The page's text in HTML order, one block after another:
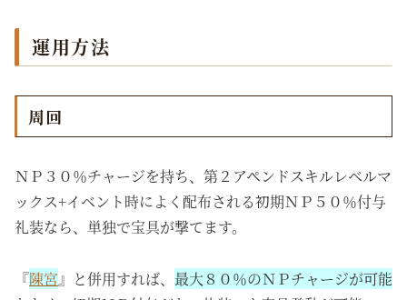
運用方法
周回
ＮＰ３０％チャージを持ち、第２アペンドスキルレベルマ
ックス+イベント時によく配布される初期ＮＰ５０％付与
礼装なら、単独で宝具が撃てます。
『陳宮』と併用すれば、 最大８０％のＮＰチャージが可能